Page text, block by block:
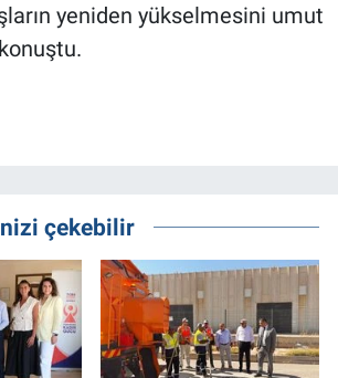
yeniden yükselmesini umut
çekebilir